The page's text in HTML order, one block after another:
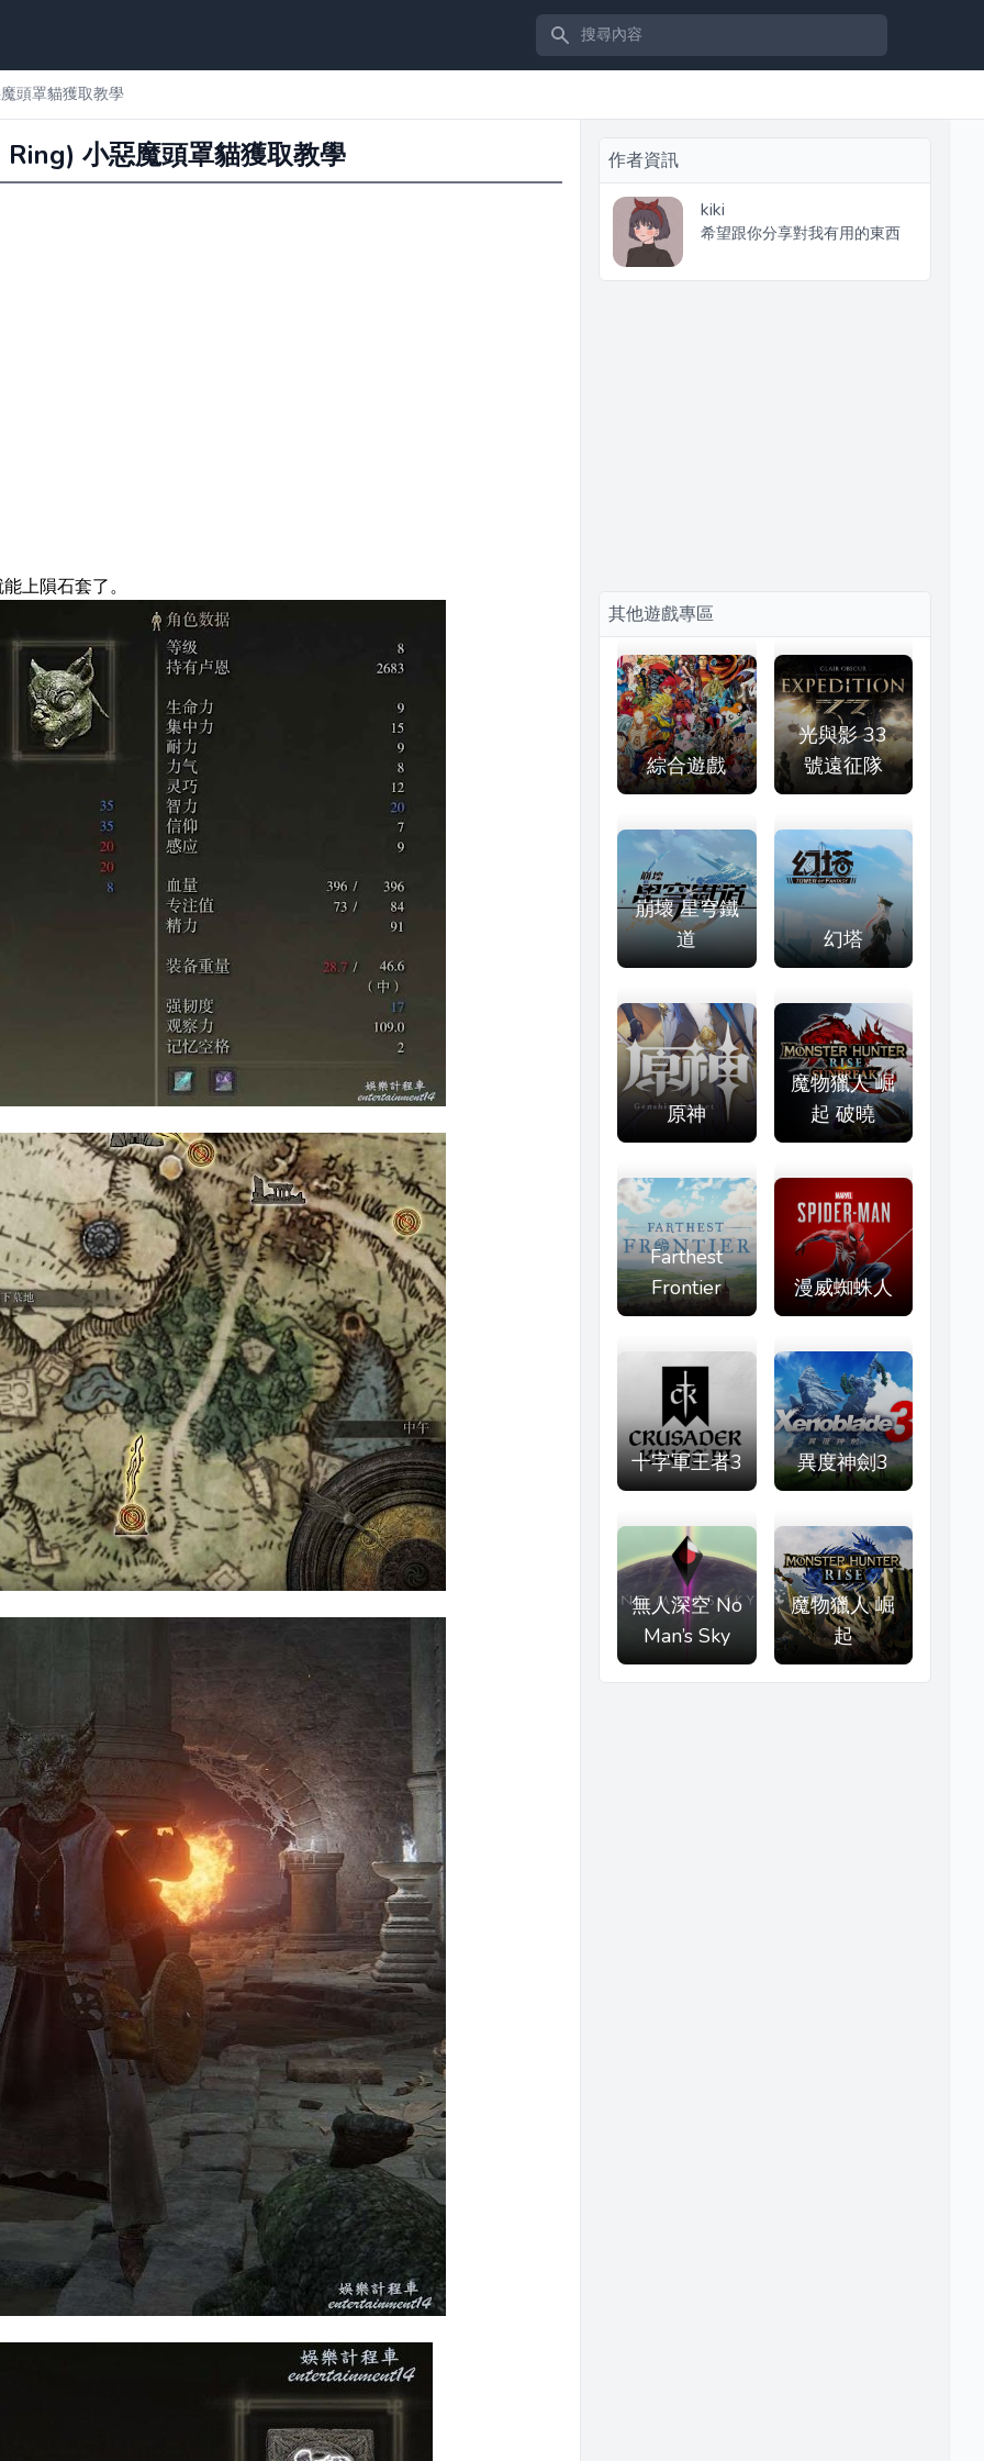
搜尋內容
頭罩貓獲取教學
小惡魔頭罩貓獲取教學
上隕石套了。
作者資訊
kiki
希望跟你分享對我有用的東西
其他遊戲專區
綜合遊戲
光與影 33
號遠征隊
崩壞 星穹鐵
道
幻塔
原神
魔物獵人 崛
起 破曉
Farthest
Frontier
漫威蜘蛛人
十字軍王者3 異度神劍3
無人深空 No
Man’s Sky
魔物獵人 崛
起